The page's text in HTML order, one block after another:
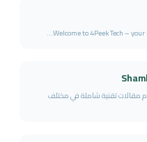
Welcome to 4Peek Tech –
تقنية شاملة في مختلف